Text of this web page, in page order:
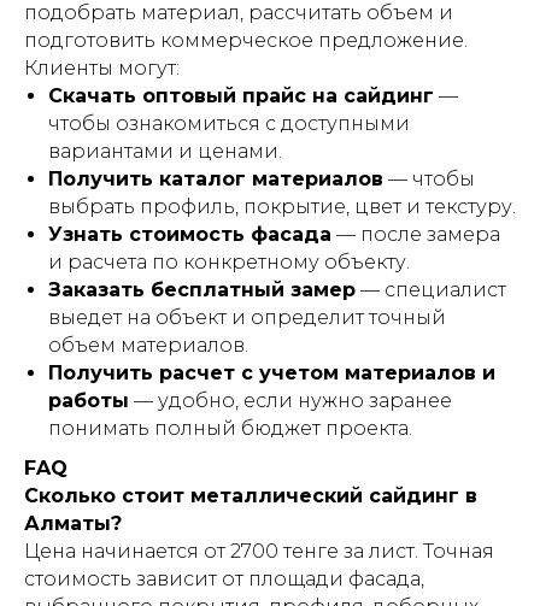
подобрать материал, рассчитать объем и
подготовить коммерческое предложение.
Клиенты могут:
Скачать оптовый прайс на сайдинг —
чтобы ознакомиться с доступными
вариантами и ценами.
Получить каталог материалов — чтобы
выбрать профиль, покрытие, цвет и текстуру.
Узнать стоимость фасада — после замера
и расчета по конкретному объекту.
Заказать бесплатный замер — специалист
выедет на объект и определит точный
объем материалов.
Получить расчет с учетом материалов и
работы — удобно, если нужно заранее
понимать полный бюджет проекта.
FAQ
Сколько стоит металлический сайдинг в
Алматы?
Цена начинается от 2700 тенге за лист. Точная
стоимость зависит от площади фасада,